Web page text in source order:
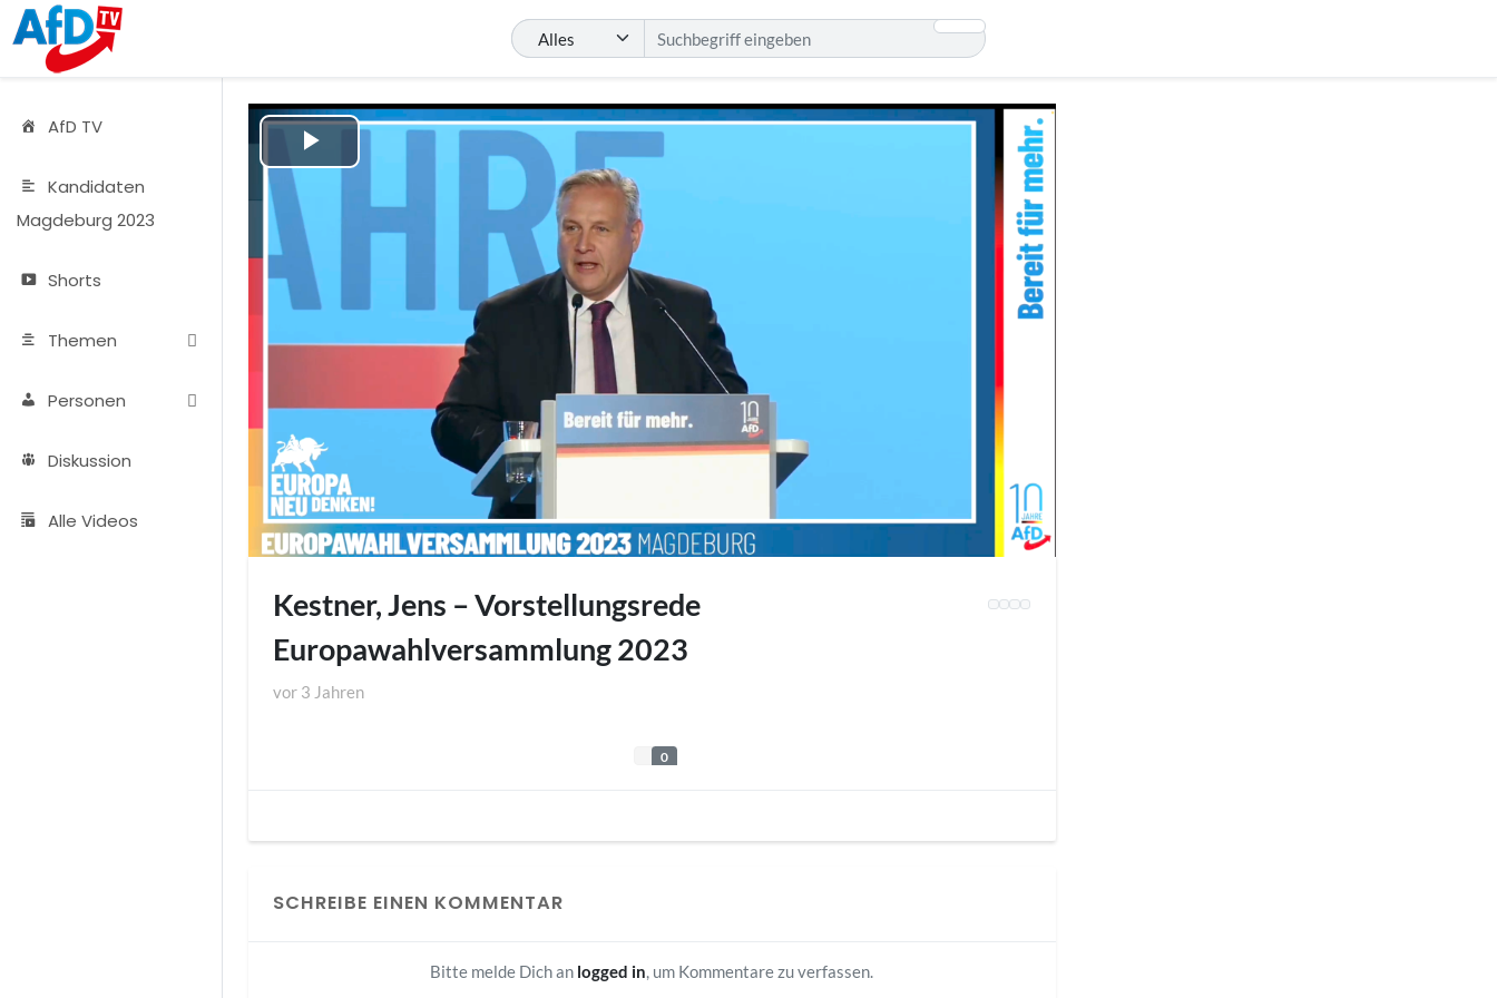
AfD TV
Kandidaten
Magdeburg 2023
Shorts
Themen
Personen
Diskussion
Alle Videos
Play
Video
Kestner, Jens – Vorstellungsrede
Europawahlversammlung 2023
vor 3 Jahren
0
SCHREIBE EINEN KOMMENTAR
Bitte melde Dich an logged in, um Kommentare zu verfassen.